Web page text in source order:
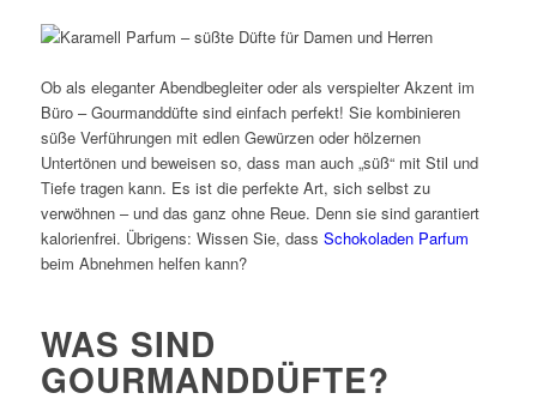
Ob als eleganter Abendbegleiter oder als verspielter Akzent im
Büro – Gourmanddüfte sind einfach perfekt! Sie kombinieren
süße Verführungen mit edlen Gewürzen oder hölzernen
Untertönen und beweisen so, dass man auch „süß“ mit Stil und
Tiefe tragen kann. Es ist die perfekte Art, sich selbst zu
verwöhnen – und das ganz ohne Reue. Denn sie sind garantiert
kalorienfrei. Übrigens: Wissen Sie, dass Schokoladen Parfum
beim Abnehmen helfen kann?
WAS SIND
GOURMANDDÜFTE?